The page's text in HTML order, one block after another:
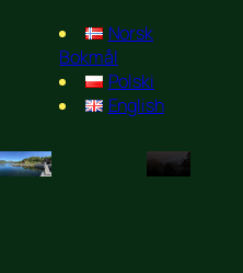
Norsk
Bokmål
Polski
English